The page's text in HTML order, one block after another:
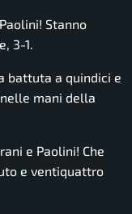
Stanno
3-1.
battuta a quindici e
mani della
e Paolini! Che
e ventiquattro